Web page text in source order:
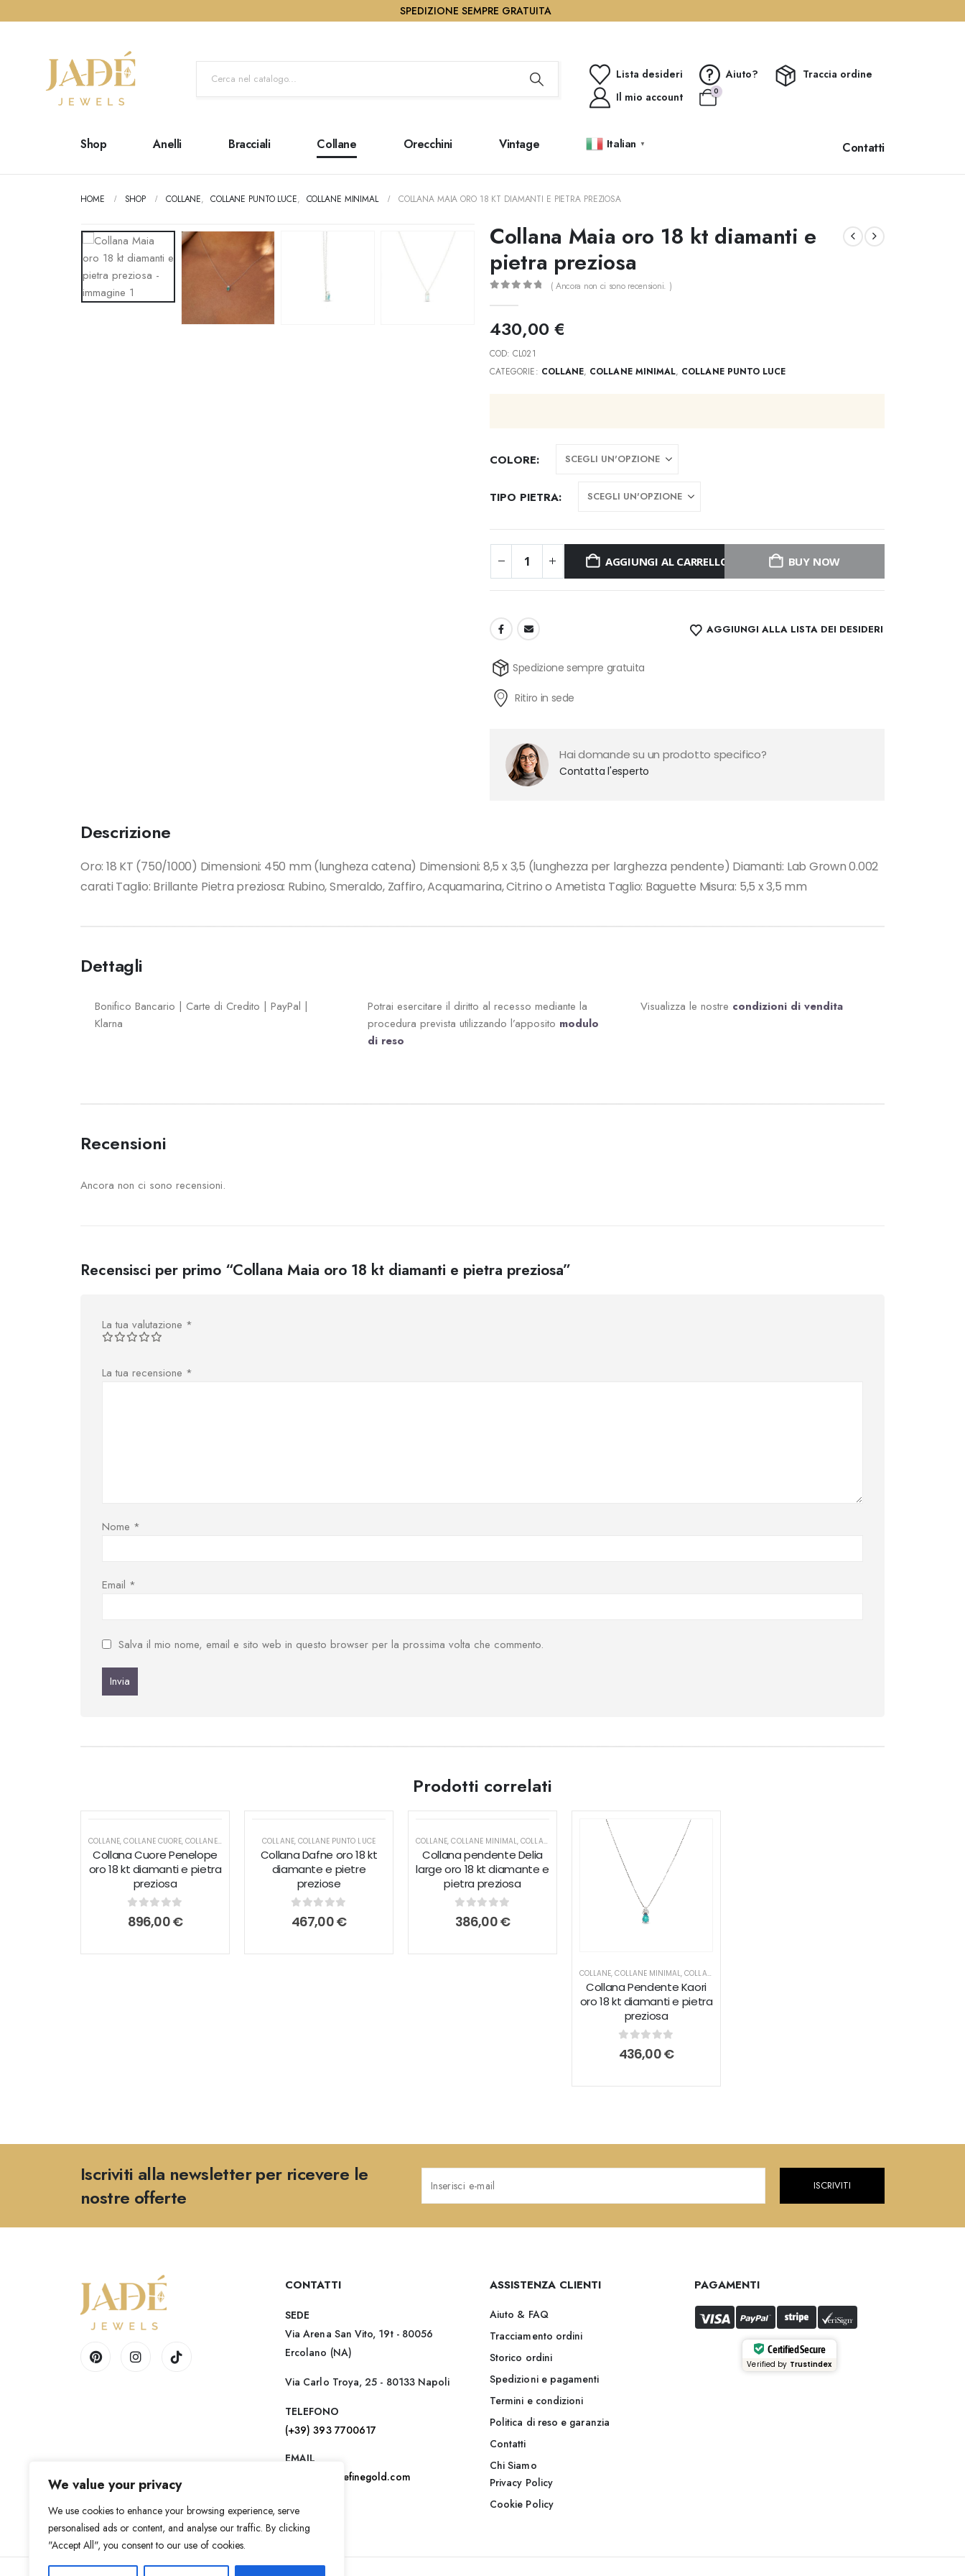
We value your privacy
We use cookies to enhance your browsing experience, serve
personalised ads or content, and analyse our traffic. By clicking
"Accept All", you consent to our use of cookies.
SPEDIZIONE SEMPRE GRATUITA
Lista desideri Aiuto?
Traccia ordine
Il mio account
0
Shop Anelli Bracciali Collane Orecchini Vintage Italian ▼ Contatti
HOME SHOP COLLANE, COLLANE PUNTO LUCE, COLLANE MINIMAL COLLANA MAIA ORO 18 KT DIAMANTI E PIETRA PREZIOSA
Collana Maia oro 18 kt diamanti e
pietra preziosa
( Ancora non ci sono recensioni. )
430,00 €
COD:CL021
CATEGORIE: COLLANE, COLLANE MINIMAL, COLLANE PUNTO LUCE
COLORE
TIPO PIETRA
AGGIUNGI AL CARRELLO BUY NOW
AGGIUNGI ALLA LISTA DEI DESIDERI
Spedizione sempre gratuita
Ritiro in sede
Hai domande su un prodotto specifico?
Contatta l'esperto
Descrizione
Oro: 18 KT (750/1000) Dimensioni: 450 mm (lungheza catena) Dimensioni: 8,5 x 3,5 (lunghezza per larghezza pendente) Diamanti: Lab Grown 0.002
carati Taglio: Brillante Pietra preziosa: Rubino, Smeraldo, Zaffiro, Acquamarina, Citrino o Ametista Taglio: Baguette Misura: 5,5 x 3,5 mm
Dettagli
Bonifico Bancario | Carte di Credito | PayPal |
Klarna
Potrai esercitare il diritto al recesso mediante la
procedura prevista utilizzando l’apposito modulo
di reso
Visualizza le nostre condizioni di vendita
Recensioni
Ancora non ci sono recensioni.
Recensisci per primo “Collana Maia oro 18 kt diamanti e pietra preziosa”
La tua valutazione *
La tua recensione *
Nome *
Email *
Salva il mio nome, email e sito web in questo browser per la prossima volta che commento.
Prodotti correlati
COLLANE,COLLANE CUORE,COLLANE PENDENTI
Collana Cuore Penelope
oro 18 kt diamanti e pietra
preziosa
0out of 5
896,00€
COLLANE, COLLANE PUNTO LUCE
Collana Dafne oro 18 kt
diamante e pietre
preziose
0out of 5
467,00€
COLLANE,COLLANE MINIMAL,COLLANE PUNTO LUCE
Collana pendente Delia
large oro 18 kt diamante e
pietra preziosa
0 out of 5
386,00€
COLLANE,COLLANE MINIMAL,COLLANE PUNTO LUCE
Collana Pendente Kaori
oro 18 kt diamanti e pietra
preziosa
0out of 5
436,00€
Iscriviti alla newsletter per ricevere le
nostre offerte
ISCRIVITI
CONTATTI
SEDE
Via Arena San Vito, 19t - 80056
Ercolano (NA)
Via Carlo Troya, 25 - 80133 Napoli
TELEFONO
(+39) 393 7700617
EMAIL
contact@jadefinegold.com
ASSISTENZA CLIENTI
Aiuto & FAQ
Tracciamento ordini
Storico ordini
Spedizioni e pagamenti
Termini e condizioni
Politica di reso e garanzia
Contatti
Chi Siamo
Privacy Policy
Cookie Policy
PAGAMENTI
Certified Secure
Verified by Trustindex